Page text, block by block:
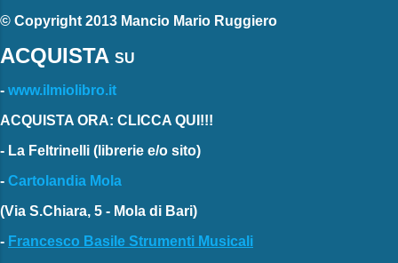
© Copyright 2013 Mancio Mario Ruggiero
ACQUISTA SU
- www.ilmiolibro.it
ACQUISTA ORA: CLICCA QUI!!!
- La Feltrinelli (librerie e/o sito)
- Cartolandia Mola
(Via S.Chiara, 5 - Mola di Bari)
- Francesco Basile Strumenti Musicali